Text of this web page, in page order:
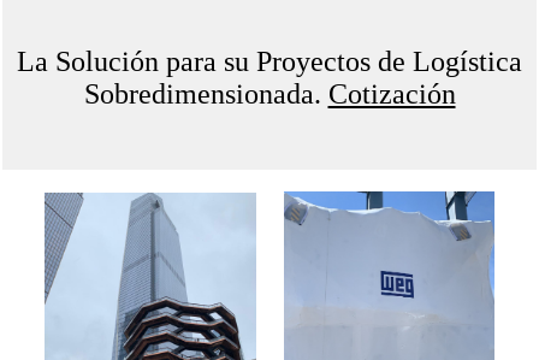
La Solución para su Proyectos de Logística
Sobredimensionada. Cotización